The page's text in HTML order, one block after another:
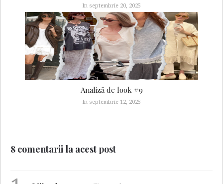
In septembrie 20, 2025
Analiză de look #9
In septembrie 12, 2025
8 comentarii la acest post